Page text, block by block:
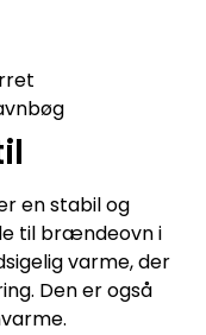
en stabil og
til brændeovn i
varme, der
Den er også